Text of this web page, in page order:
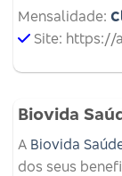
Mensalidade:
Site: https://
Biovida
A Biovida
dos seus